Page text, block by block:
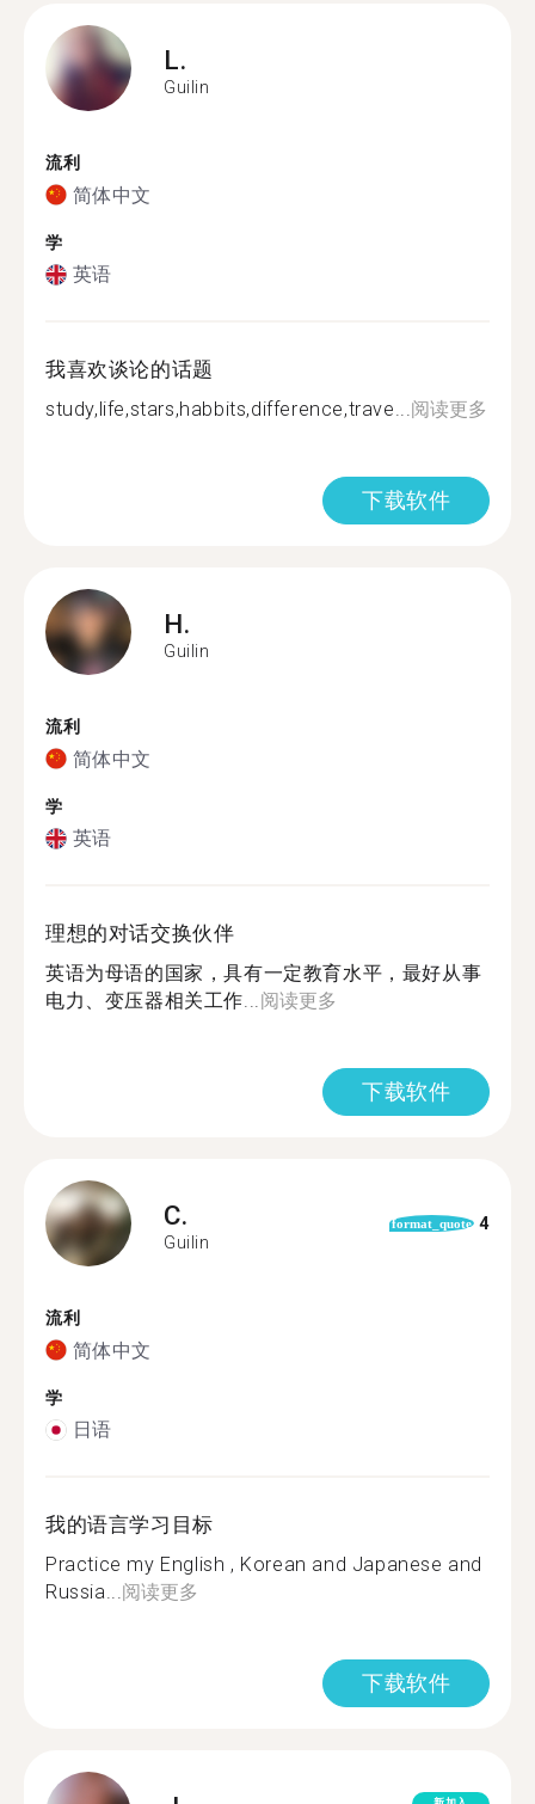
L.
Guilin
流利
简体中文
学
英语
我喜欢谈论的话题
study,life,stars,habbits,difference,trave...阅读更多
下载软件
H.
Guilin
流利
简体中文
学
英语
理想的对话交换伙伴
英语为母语的国家，具有一定教育水平，最好从事
电力、变压器相关工作...阅读更多
下载软件
C.
Guilin
format_quote 4
流利
简体中文
学
日语
我的语言学习目标
Practice my English , Korean and Japanese and
Russia...阅读更多
下载软件